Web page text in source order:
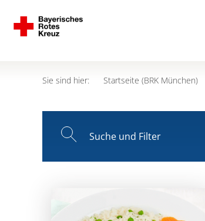
Sie sind hier: Startseite (BRK München)
Suche und Filter